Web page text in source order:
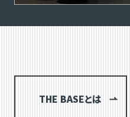
THE BASEとは